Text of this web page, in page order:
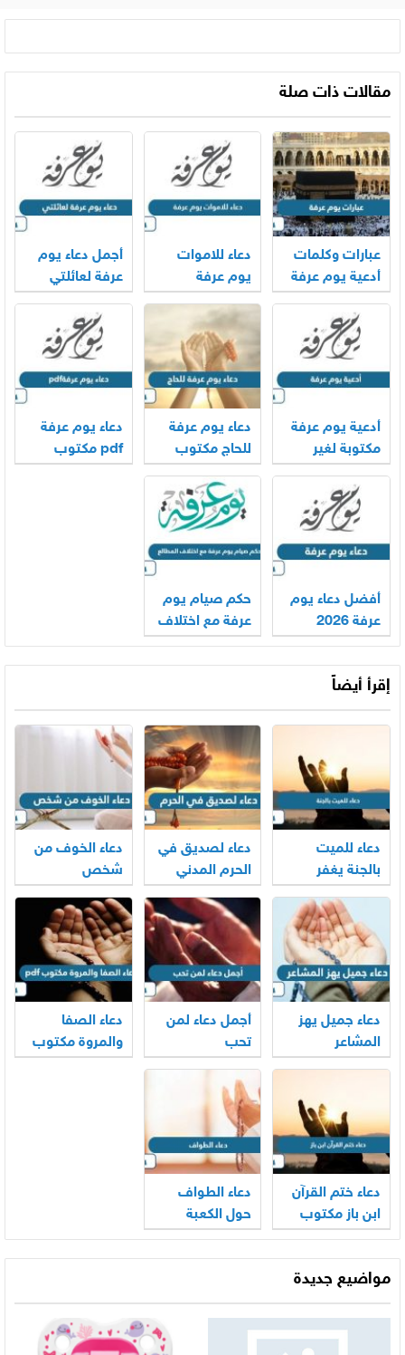
مقالات ذات صلة
عبارات وكلمات
أدعية يوم عرفة
2026
دعاء للاموات
يوم عرفة
مكتوب 2026
أجمل دعاء يوم
عرفة لعائلتي
2026 – 1447
أدعية يوم عرفة
مكتوبة لغير
الحاج 2026
دعاء يوم عرفة
للحاج مكتوب
2026 – 1447
دعاء يوم عرفة
pdf مكتوب
أفضل دعاء يوم
عرفة 2026
حكم صيام يوم
عرفة مع اختلاف
المطالع
إقرأ أيضاً
دعاء للميت
بالجنة يغفر
ذنوبه ويضيء
دعاء لصديق في
الحرم المدني
والمكي
دعاء الخوف من
شخص
دعاء جميل يهز
المشاعر
أجمل دعاء لمن
تحب
دعاء الصفا
والمروة مكتوب
دعاء ختم القرآن
ابن باز مكتوب
دعاء الطواف
حول الكعبة
مواضيع جديدة